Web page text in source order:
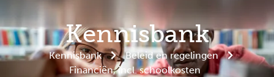
Kennisbank
Kennisbank
Beleid en regelingen
Financiën, incl. schoolkosten